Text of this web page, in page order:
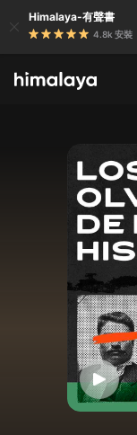
Himalaya-有聲書
4.8k 安裝